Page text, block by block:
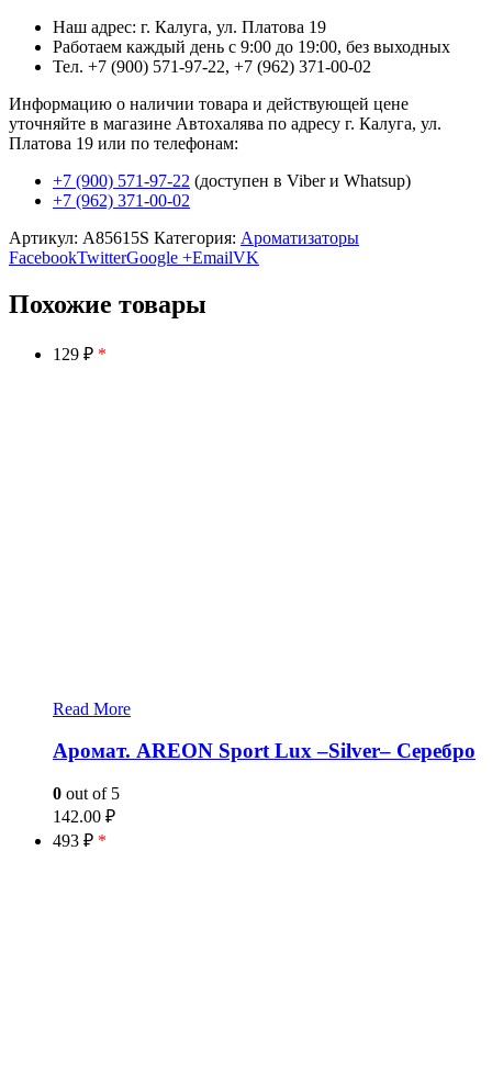
Наш адрес: г. Калуга, ул. Платова 19
Работаем каждый день с 9:00 до 19:00, без выходных
Тел. +7 (900) 571-97-22, +7 (962) 371-00-02
Информацию о наличии товара и действующей цене
уточняйте в магазине Автохалява по адресу г. Калуга, ул.
Платова 19 или по телефонам:
+7 (900) 571-97-22 (доступен в Viber и Whatsup)
+7 (962) 371-00-02
Артикул: A85615S Категория: Ароматизаторы
FacebookTwitterGoogle +EmailVK
Похожие товары
129 ₽ *
Read More
Аромат. AREON Sport Lux –Silver– Серебро
0 out of 5
142.00 ₽
493 ₽ *